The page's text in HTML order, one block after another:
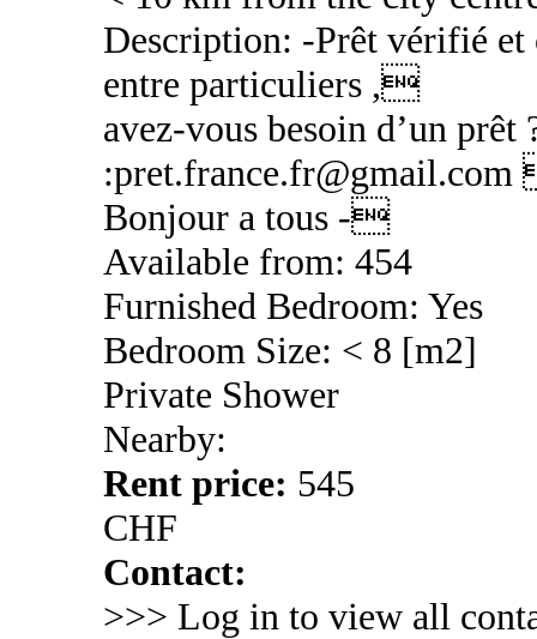
Description: -Prêt vérifié et
entre particuliers ,
avez-vous besoin d’un prêt
:pret.france.fr@gmail.com
Bonjour a tous -
Available from: 454
Furnished Bedroom: Yes
Bedroom Size: < 8 [m2]
Private Shower
Nearby:
Rent price: 545
CHF
Contact:
>>> Log in to view all